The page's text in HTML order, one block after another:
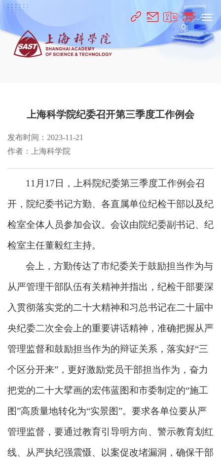
上海科学院纪委召开第三季度工作例会
发布时间：2023-11-21
作者：上海科学院
11月17日，上科院纪委第三季度工作例会召
开，院纪委书记方勤、各直属单位纪检干部以及纪
检室全体人员参加会议。会议由院纪委副书记、纪
检室主任董毅红主持。
会上，方勤传达了市纪委关于鼓励担当作为与
从严管理干部队伍有关精神并指出， 纪检干部要深
入贯彻落实党的二十大精神和习总书记在二十届中
央纪委二次全会上的重要讲话精神，准确把握从严
管理监督和鼓励担当作为的辩证关系，落实好“三
个区分开来”，更好激励党员干部担当作为，奋力
把党的二十大擘画的宏伟蓝图和市委制定的“施工
图”高质量地转化为“实景图”。要求各单位要从严
管理监督，要通过教育引导明方向、警示教育划红
线、从严执纪强震慑、以案促改堵漏洞，确保干部